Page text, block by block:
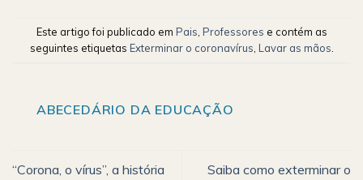
Este artigo foi publicado em Pais, Professores e contém as
seguintes etiquetas Exterminar o coronavírus, Lavar as mãos.
ABECEDÁRIO DA EDUCAÇÃO
“Corona, o vírus”, a história
Saiba como exterminar o